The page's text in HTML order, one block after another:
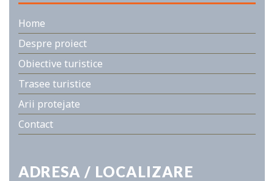
Home
Despre proiect
Obiective turistice
Trasee turistice
Arii protejate
Contact
ADRESA / LOCALIZARE